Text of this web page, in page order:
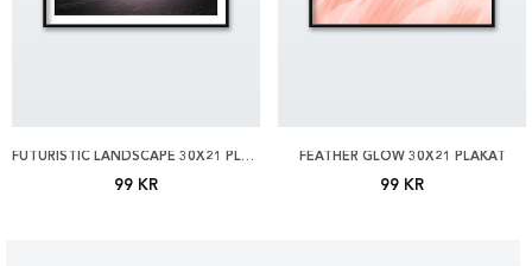
FUTURISTIC LANDSCAPE 30X21 PLAKAT
99 KR
FEATHER GLOW 30X21 PLAKAT
99 KR